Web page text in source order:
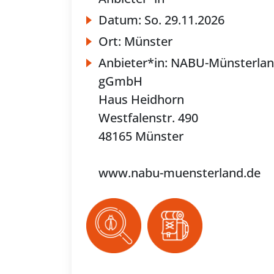
Datum: So. 29.11.2026
Ort: Münster
Anbieter*in: NABU-
gGmbH
Haus Heidhorn
Westfalenstr. 490
48165 Münster
www.nabu-muensterland.de